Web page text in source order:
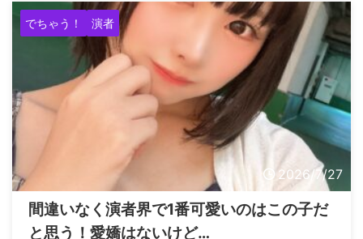
(@kao_hanagatktk) July 28, 2026
でちゃう！ 演者
2026/7/27
間違いなく演者界で1番可愛いのはこの子だ
と思う！愛嬌はないけど…